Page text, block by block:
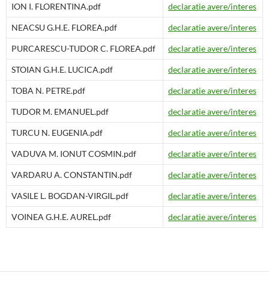
ION I. FLORENTINA.pdf declaratie avere/interes
NEACSU G.H.E. FLOREA.pdf declaratie avere/interes
PURCARESCU-TUDOR C. FLOREA.pdf declaratie avere/interes
STOIAN G.H.E. LUCICA.pdf declaratie avere/interes
TOBA N. PETRE.pdf declaratie avere/interes
TUDOR M. EMANUEL.pdf declaratie avere/interes
TURCU N. EUGENIA.pdf declaratie avere/interes
VADUVA M. IONUT COSMIN.pdf declaratie avere/interes
VARDARU A. CONSTANTIN.pdf declaratie avere/interes
VASILE L. BOGDAN-VIRGIL.pdf declaratie avere/interes
VOINEA G.H.E. AUREL.pdf declaratie avere/interes